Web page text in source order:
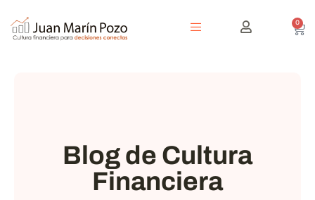
0
Blog de Cultura
Financiera